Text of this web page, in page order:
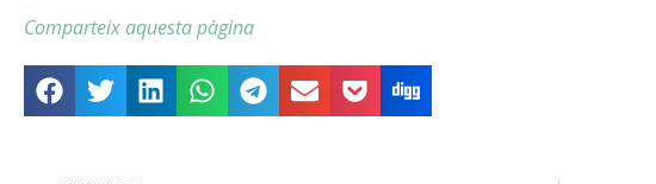
Comparteix aquesta pàgina